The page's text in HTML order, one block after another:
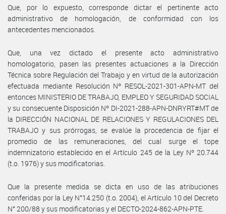
Que, por lo expuesto, corresponde dictar el pertinente acto
administrativo de homologación, de conformidad con los
antecedentes mencionados.
Que, una vez dictado el presente acto administrativo
homologatorio, pasen las presentes actuaciones a la Dirección
Técnica sobre Regulación del Trabajo y en virtud de la autorización
efectuada mediante Resolución Nº RESOL-2021-301-APN-MT del
entonces MINISTERIO DE TRABAJO, EMPLEO Y SEGURIDAD SOCIAL
y su consecuente Disposición Nº DI-2021-288-APN-DNRYRT#MT de
la DIRECCIÓN NACIONAL DE RELACIONES Y REGULACIONES DEL
TRABAJO y sus prórrogas, se evalúe la procedencia de fijar el
promedio de las remuneraciones, del cual surge el tope
indemnizatorio establecido en el Artículo 245 de la Ley Nº 20.744
(t.o. 1976) y sus modificatorias.
Que la presente medida se dicta en uso de las atribuciones
conferidas por la Ley N°14.250 (t.o. 2004), el Artículo 10 del Decreto
N° 200/88 y sus modificatorias y el DECTO-2024-862-APN-PTE.